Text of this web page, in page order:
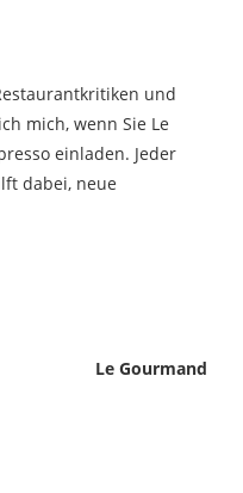
und
mich, wenn Sie Le
einladen. Jeder
dabei, neue
Le Gourmand